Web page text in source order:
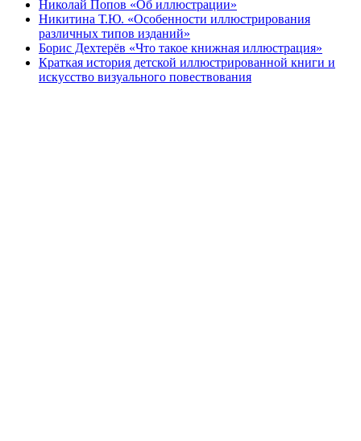
Николай Попов «Об иллюстрации»
Никитина Т.Ю. «Особенности иллюстрирования
различных типов изданий»
Борис Дехтерёв «Что такое книжная иллюстрация»
Краткая история детской иллюстрированной книги и
искусство визуального повествования